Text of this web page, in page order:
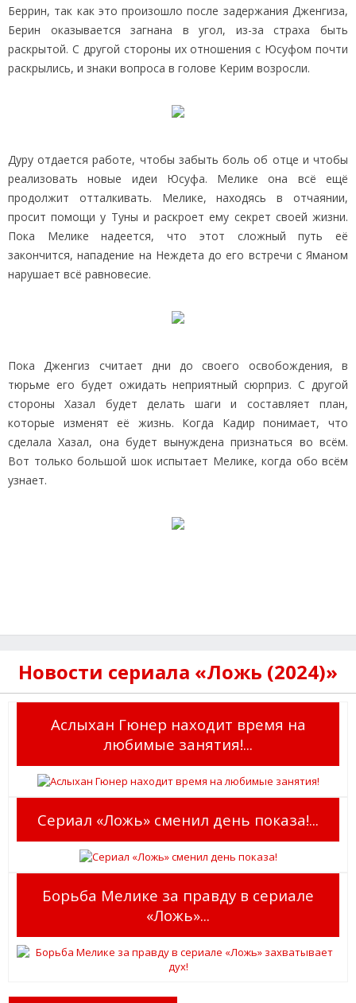
Беррин, так как это произошло после задержания Дженгиза,
Берин оказывается загнана в угол, из-за страха быть
раскрытой. С другой стороны их отношения с Юсуфом почти
раскрылись, и знаки вопроса в голове Керим возросли.
Дуру отдается работе, чтобы забыть боль об отце и чтобы
реализовать новые идеи Юсуфа. Мелике она всё ещё
продолжит отталкивать. Мелике, находясь в отчаянии,
просит помощи у Туны и раскроет ему секрет своей жизни.
Пока Мелике надеется, что этот сложный путь её
закончится, нападение на Неждета до его встречи с Яманом
нарушает всё равновесие.
Пока Дженгиз считает дни до своего освобождения, в
тюрьме его будет ожидать неприятный сюрприз. С другой
стороны Хазал будет делать шаги и составляет план,
которые изменят её жизнь. Когда Кадир понимает, что
сделала Хазал, она будет вынуждена признаться во всём.
Вот только большой шок испытает Мелике, когда обо всём
узнает.
Новости сериала «Ложь (2024)»
Аслыхан Гюнер находит время на
любимые занятия!...
Сериал «Ложь» сменил день показа!...
Борьба Мелике за правду в сериале
«Ложь»...